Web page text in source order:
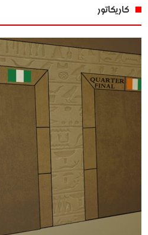
كاريكاتور